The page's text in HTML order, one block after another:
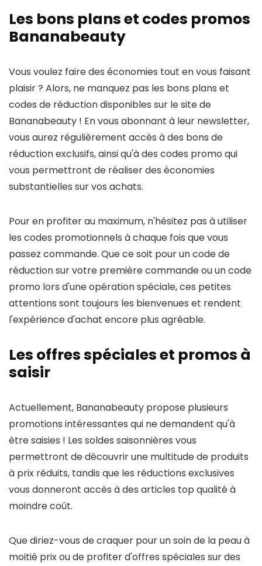
Les bons plans et codes promos
Bananabeauty
Vous voulez faire des économies tout en vous faisant
plaisir ? Alors, ne manquez pas les bons plans et
codes de réduction disponibles sur le site de
Bananabeauty ! En vous abonnant à leur newsletter,
vous aurez régulièrement accès à des bons de
réduction exclusifs, ainsi qu'à des codes promo qui
vous permettront de réaliser des économies
substantielles sur vos achats.
Pour en profiter au maximum, n'hésitez pas à utiliser
les codes promotionnels à chaque fois que vous
passez commande. Que ce soit pour un code de
réduction sur votre première commande ou un code
promo lors d'une opération spéciale, ces petites
attentions sont toujours les bienvenues et rendent
l'expérience d'achat encore plus agréable.
Les offres spéciales et promos à
saisir
Actuellement, Bananabeauty propose plusieurs
promotions intéressantes qui ne demandent qu'à
être saisies ! Les soldes saisonnières vous
permettront de découvrir une multitude de produits
à prix réduits, tandis que les réductions exclusives
vous donneront accès à des articles top qualité à
moindre coût.
Que diriez-vous de craquer pour un soin de la peau à
moitié prix ou de profiter d'offres spéciales sur des